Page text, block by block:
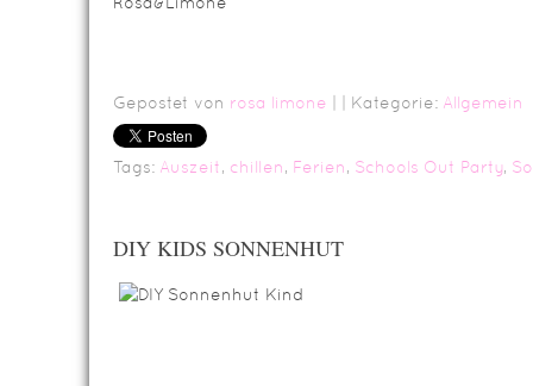
Gepostet von rosa limone | Kategorie: Allgemein
Tags: Auszeit, chillen, Ferien, Schools Out Party,
DIY KIDS SONNENHUT